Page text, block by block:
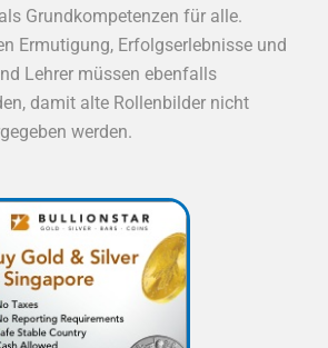
Grundkompetenzen für alle.
Ermutigung, Erfolgserlebnisse und
Lehrer müssen ebenfalls
damit alte Rollenbilder nicht
werden.